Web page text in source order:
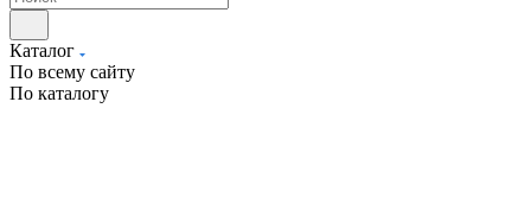
Каталог
По всему сайту
По каталогу